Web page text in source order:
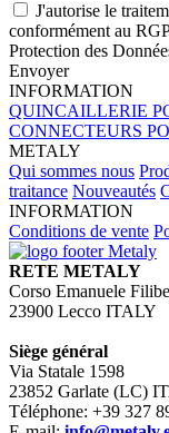
J'autorise le
conformément au
Protection des
Envoyer
INFORMATION
QUINCAILLERIE
CONNECTEURS
METALY
Qui sommes nous
traitance Nouveautés
INFORMATION
Conditions de vente
RETE METALY
Corso Emanuele
23900 Lecco ITALY
Siège général
Via Statale 1598
23852 Garlate (LC)
Téléphone: +39 327